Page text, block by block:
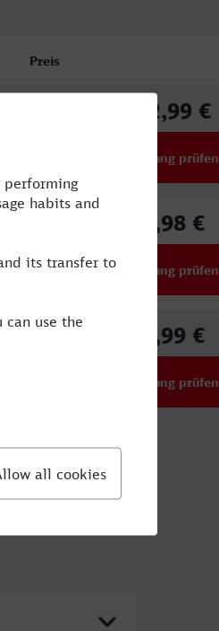
Preis
112,99 €
Verbindung prüfen
69,98 €
Verbindung prüfen
88,99 €
Verbindung prüfen